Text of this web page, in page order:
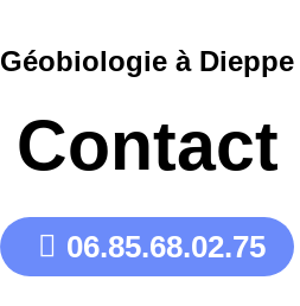
Géobiologie à Dieppe
Contact
06.85.68.02.75